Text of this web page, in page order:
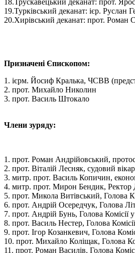
19.Турківський деканат: ієр. Руслан
20.Хирівський деканат: прот. Роман
Призначені Єпископом:
1. ієрм. Йосиф Кралька, ЧСВВ
2. прот. Михайло Николин
3. прот. Василь Штокало
Члени зуряду:
1. прот. Роман Андрійовський,
2. прот. Віталій Лесняк, судовий
3. митр. прот. Василь Копичин,
4. митр. прот. Мирон Бендик, Ректор
5. прот. Микола Витівський, Голова
6. прот. Андрій Осередчук, Голова
7. прот. Андрій Бунь, Голова Комісії
8. прот. Василь Нестер, Голова
9. прот. Ігор Козанкевич, Голова
10. прот. Михайло Коліщак, Голова
11. прот. Роман Василів, Голова